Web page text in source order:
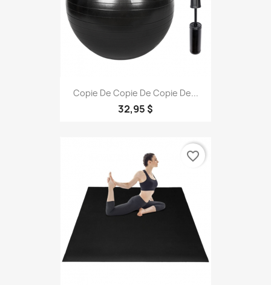
Copie De Copie De Copie De...
32,95 $
favorite_border